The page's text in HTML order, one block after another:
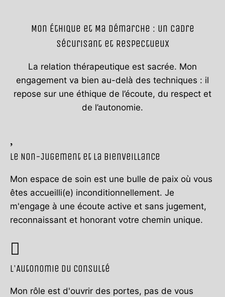
Mon Éthique et Ma Démarche : Un Cadre
Sécurisant et Respectueux
La relation thérapeutique est sacrée. Mon
engagement va bien au-delà des techniques : il
repose sur une éthique de l’écoute, du respect et
de l’autonomie.
Le Non-Jugement et la Bienveillance
Mon espace de soin est une bulle de paix où vous
êtes accueilli(e) inconditionnellement. Je
m'engage à une écoute active et sans jugement,
reconnaissant et honorant votre chemin unique.
L'Autonomie du Consulté
Mon rôle est d'ouvrir des portes, pas de vous